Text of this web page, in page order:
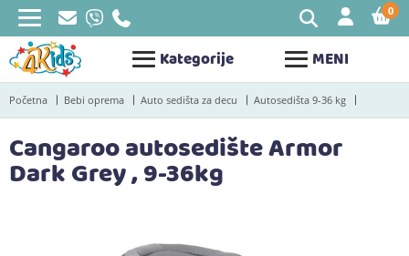
Kategorije MENI
0
Početna Bebi oprema Auto sedišta za decu Autosedišta 9-36 kg
Cangaroo autosedište Armor
Dark Grey , 9-36kg